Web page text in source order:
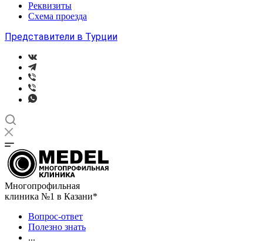
Реквизиты
Схема проезда
Представители в Турции
Многопрофильная
клиника №1 в Казани*
Вопрос-ответ
Полезно знать
...